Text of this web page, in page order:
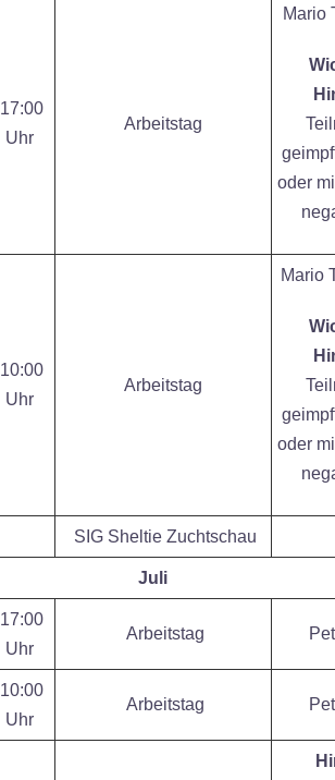
17:00
Uhr
Arbeitstag
Mario
oder
10:00
Uhr
Arbeitstag
Mario
oder
SIG Sheltie Zuchtschau
Juli
17:00
Uhr
Arbeitstag
10:00
Uhr
Arbeitstag